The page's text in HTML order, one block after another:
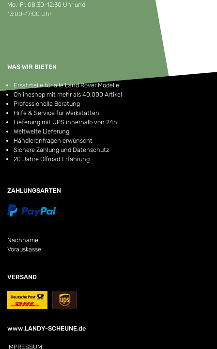
Mo.–Fr. 08:30–12:30 Uhr und
13:00–17:00 Uhr
WAS WIR BIETEN
Ersatzteile für alle Land Rover Modelle
Onlineshop mit mehr als 40.000 Artikel
Professionelle Beratung
Hilfe & Service für Werkstätten
Lieferung mit UPS innerhalb von 24h
Weltweite Lieferung
Händleranfragen erwünscht
Sichere Zahlung und Datenschutz
20 Jahre Offroad Erfahrung
ZAHLUNGSARTEN
Nachname
Vorauskasse
VERSAND
www.LANDY-SCHEUNE.de
IMPRESSUM